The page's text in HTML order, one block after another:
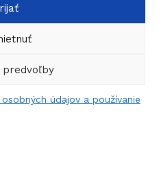
predvoľby
osobných údajov a používanie